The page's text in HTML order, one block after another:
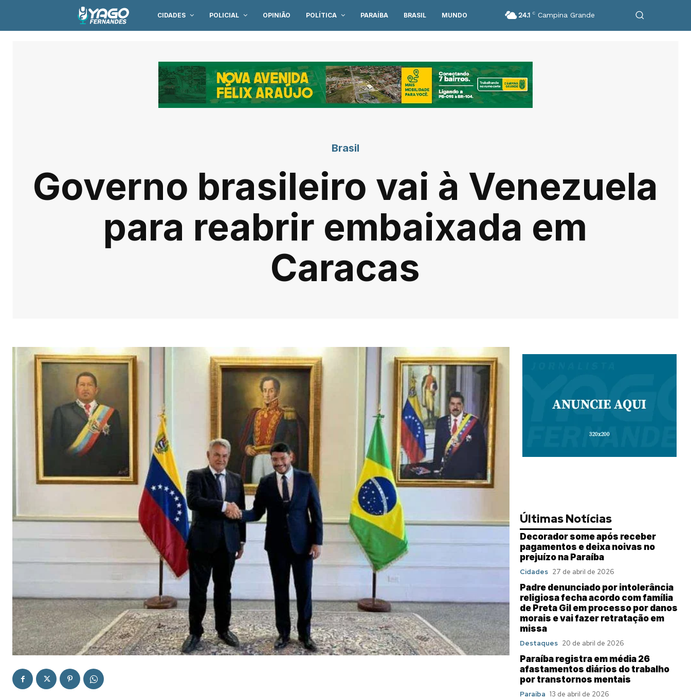
CIDADES POLICIAL OPINIÃO POLÍTICA PARAÍBA BRASIL MUNDO 24.1 C Campina Grande
Brasil
Governo brasileiro vai à Venezuela
para reabrir embaixada em
Caracas
Últimas Notícias
Decorador some após receber
pagamentos e deixa noivas no
prejuízo na Paraíba
Cidades 27 de abril de 2026
Padre denunciado por intolerância
religiosa fecha acordo com família
de Preta Gil em processo por danos
morais e vai fazer retratação em
missa
Destaques 20 de abril de 2026
Paraíba registra em média 26
afastamentos diários do trabalho
por transtornos mentais
Paraíba 13 de abril de 2026